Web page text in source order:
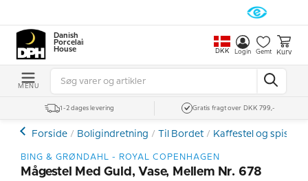
Danish
Porcelain
House
DKK Login Gemt Kurv
MENU
1-2 dages levering Gratis fragt over DKK 799,-
Forside Boligindretning Til Bordet Kaffestel og
BING & GRØNDAHL - ROYAL COPENHAGEN
Mågestel Med Guld, Vase, Mellem Nr. 678